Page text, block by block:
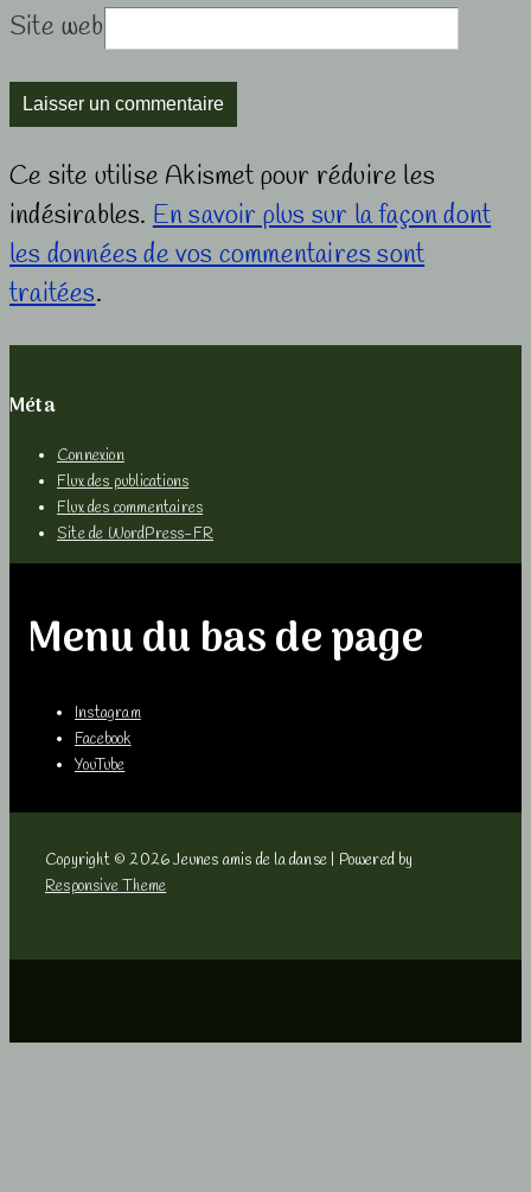
Site web
Ce site utilise Akismet pour réduire les
indésirables. En savoir plus sur la façon dont
les données de vos commentaires sont
traitées.
Méta
Connexion
Flux des publications
Flux des commentaires
Site de WordPress-FR
Menu du bas de page
Instagram
Facebook
YouTube
Copyright © 2026Jeunes amis de la danse
| Powered by
Responsive Theme